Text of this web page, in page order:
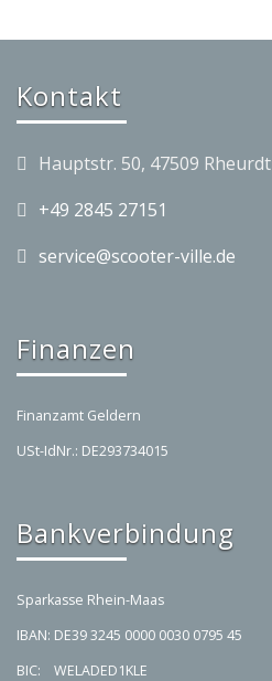
Kontakt
Hauptstr. 50, 47509 Rheurdt
+49 2845 27151
service@scooter-ville.de
Finanzen
Finanzamt Geldern
USt-IdNr.: DE293734015
Bankverbindung
Sparkasse Rhein-Maas
IBAN: DE39 3245 0000 0030 0795 45
BIC: WELADED1KLE